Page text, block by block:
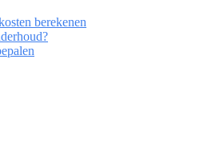
berekenen